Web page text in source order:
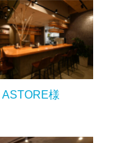
ASTORE様